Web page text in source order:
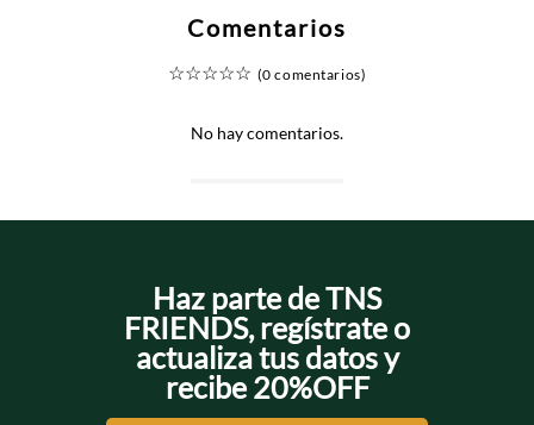
Comentarios
☆☆☆☆☆ (0 comentarios)
No hay comentarios.
Haz parte de TNS
FRIENDS, regístrate o
actualiza tus datos y
recibe 20%OFF